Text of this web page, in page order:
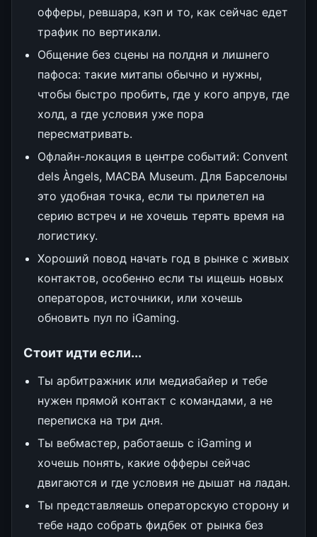
офферы, ревшара, кэп и то, как сейчас едет
трафик по вертикали.
Общение без сцены на полдня и лишнего
пафоса: такие митапы обычно и нужны,
чтобы быстро пробить, где у кого апрув, где
холд, а где условия уже пора
пересматривать.
Офлайн-локация в центре событий: Convent
dels Àngels, MACBA Museum. Для Барселоны
это удобная точка, если ты прилетел на
серию встреч и не хочешь терять время на
логистику.
Хороший повод начать год в рынке с живых
контактов, особенно если ты ищешь новых
операторов, источники, или хочешь
обновить пул по iGaming.
Стоит идти если...
Ты арбитражник или медиабайер и тебе
нужен прямой контакт с командами, а не
переписка на три дня.
Ты вебмастер, работаешь с iGaming и
хочешь понять, какие офферы сейчас
двигаются и где условия не дышат на ладан.
Ты представляешь операторскую сторону и
тебе надо собрать фидбек от рынка без